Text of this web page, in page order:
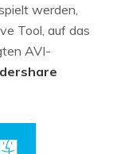
werden,
Tool, auf das
AVI-